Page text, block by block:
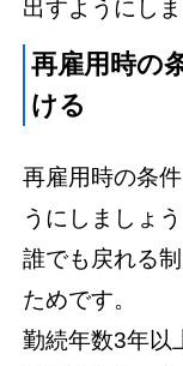
出すようにしま
再雇用時の
ける
再雇用時の条
うにしましょう
誰でも戻れる
ためです。
勤続年数3年以